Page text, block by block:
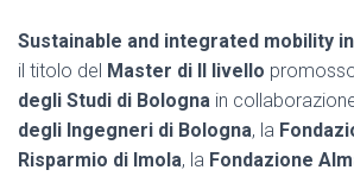
Sustainable and integrated mobility
il titolo del Master di II livello
degli Studi di Bologna in
degli Ingegneri di Bologna, la
Risparmio di Imola, la Fondazione